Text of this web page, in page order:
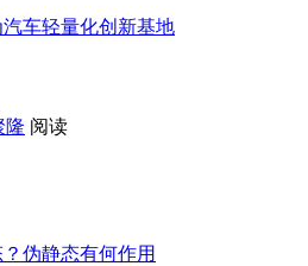
车轻量化创新基地
隆 阅读
伪静态有何作用